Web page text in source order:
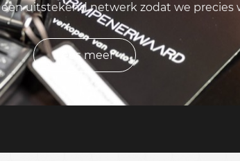
uitstekend netwerk zodat we
Lees meer